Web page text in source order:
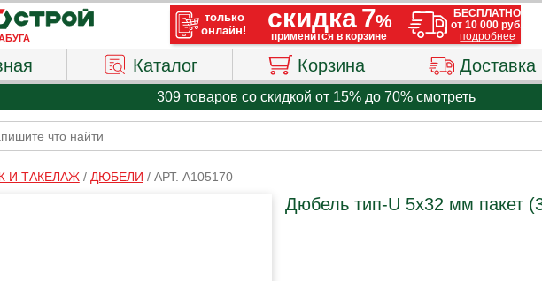
Каталог Корзина Доставка
309 товаров со скидкой от 15% до 70% смотреть
И ТАКЕЛАЖ/ ДЮБЕЛИ / АРТ. A105170
Дюбель тип-U 5х32 мм пакет